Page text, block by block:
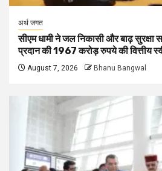
अर्थ जगत
सीएम धामी ने जल निकासी और बाढ़ सुरक्षा
प्रदान की 1967 करोड़ रुपये की वित्तीय
August 7, 2026 Bhanu Bangwal